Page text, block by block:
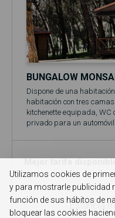
BUNGALOW
Dispone de una
habitación con tres
kitchenette equipada, WC
privado para un automóvil.
El precio base se refiere
No se admiten mascotas
Mejor tarifa
Estancia
Utilizamos cookies de
y para mostrarle publicidad
función de sus hábitos de
bloquear las cookies